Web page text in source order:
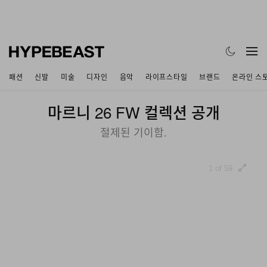
패션 신발 미술 디자인 음악 라이프스타일 브랜드 온라인 스
마르니 26 FW 컬렉션 공개
절제된 기이함.